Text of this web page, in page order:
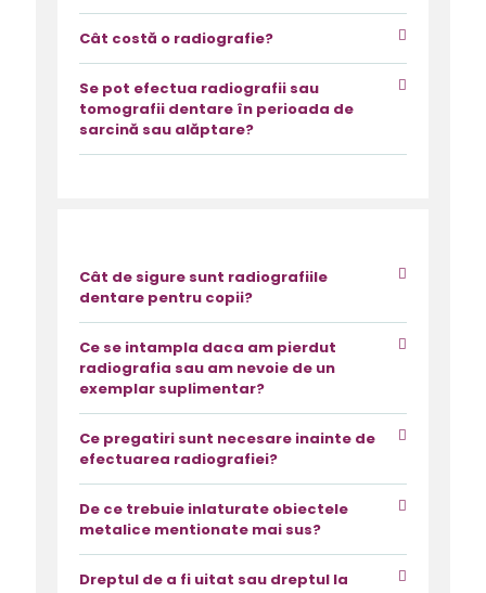
Cât costă o radiografie?
Se pot efectua radiografii sau
tomografii dentare în perioada de
sarcină sau alăptare?
Cât de sigure sunt radiografiile
dentare pentru copii?
Ce se intampla daca am pierdut
radiografia sau am nevoie de un
exemplar suplimentar?
Ce pregatiri sunt necesare inainte de
efectuarea radiografiei?
De ce trebuie inlaturate obiectele
metalice mentionate mai sus?
Dreptul de a fi uitat sau dreptul la